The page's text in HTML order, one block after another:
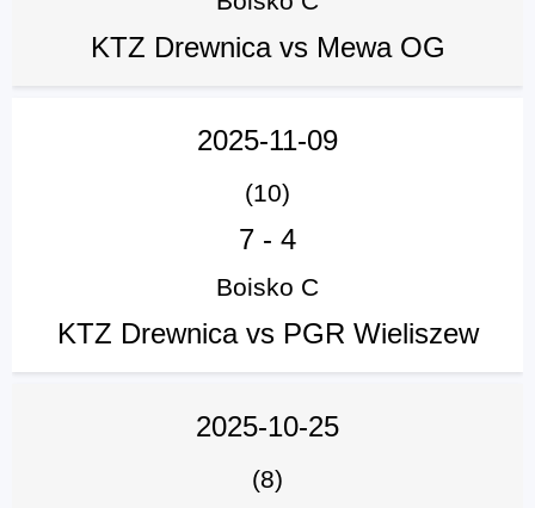
KTZ Drewnica vs Mewa OG
2025-11-09
(10)
7 - 4
Boisko C
KTZ Drewnica vs PGR Wieliszew
2025-10-25
(8)